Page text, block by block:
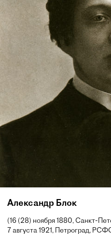
Александр Блок
(16 (28) ноября 1880, Санкт-
7 августа 1921, Петроград,